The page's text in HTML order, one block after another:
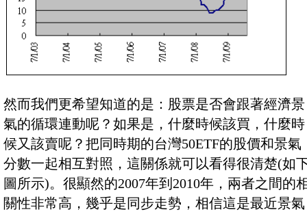
然而我們更希望知道的是：股票是否會跟著經濟景
氣的循環連動呢？如果是，什麼時候該買，什麼時
候又該賣呢？把同時期的台灣50ETF的股價和景氣
分數一起相互對照，這關係就可以看得很清楚(如
圖所示)。很顯然的2007年到2010年，兩者之間的
關性非常高，幾乎是同步走勢，相信這是最近景氣